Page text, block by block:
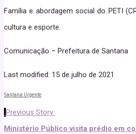
Família e abordagem social do PETI
cultura e esporte.
Comunicação – Prefeitura de Santana
Last modified: 15 de julho de 2021
Santana Urgente
Previous Story:
Ministério Público visita prédio em